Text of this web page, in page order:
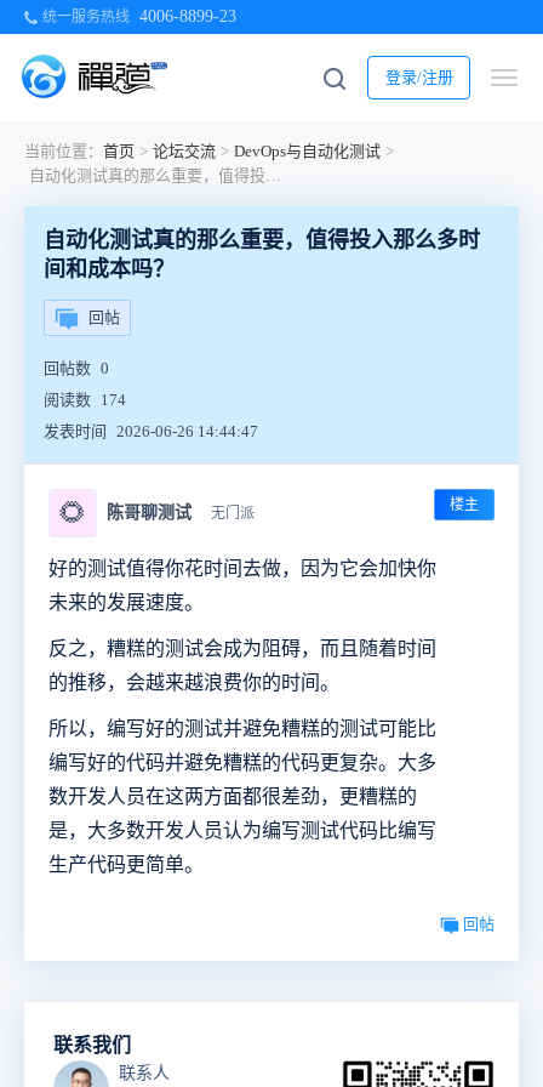
统一服务热线 4006-8899-23
登录/注册
当前位置： 首页 > 论坛交流 > DevOps与自动化测试 >
自动化测试真的那么重要，值得投入那么多时间和成本吗？
自动化测试真的那么重要，值得投入那么多时
间和成本吗？
回帖
回帖数 0
阅读数 174
发表时间
2026-06-26 14:44:47
🌻 陈哥聊测试 无门派 楼主
好的测试值得你花时间去做，因为它会加快你
未来的发展速度。
反之，糟糕的测试会成为阻碍，而且随着时间
的推移，会越来越浪费你的时间。
所以，编写好的测试并避免糟糕的测试可能比
编写好的代码并避免糟糕的代码更复杂。大多
数开发人员在这两方面都很差劲，更糟糕的
是，大多数开发人员认为编写测试代码比编写
生产代码更简单。
回帖
联系我们
联系人